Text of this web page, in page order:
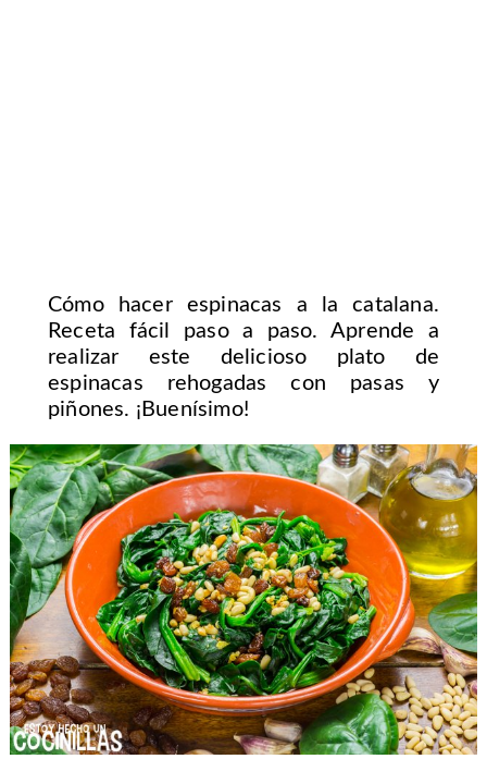
Cómo hacer espinacas a la catalana.
Receta fácil paso a paso. Aprende a
realizar este delicioso plato de
espinacas rehogadas con pasas y
piñones. ¡Buenísimo!